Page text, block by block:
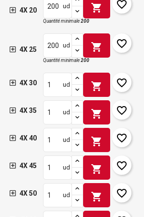
4X 20
ud shopping_cart favorite_border
Quantité minimale200
4X 25
ud shopping_cart favorite_border
Quantité minimale200
4X 30 ud shopping_cart favorite_border
4X 35 ud shopping_cart favorite_border
4X 40 ud shopping_cart favorite_border
4X 45 ud shopping_cart favorite_border
4X 50 ud shopping_cart favorite_border